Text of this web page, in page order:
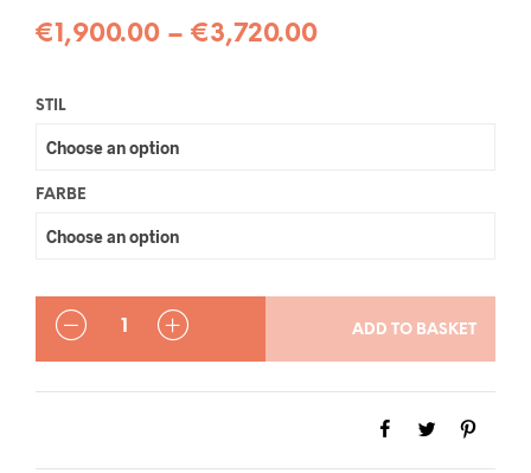
€1,900.00 – €3,720.00
STIL
FARBE
QUANTITY ADD TO BASKET